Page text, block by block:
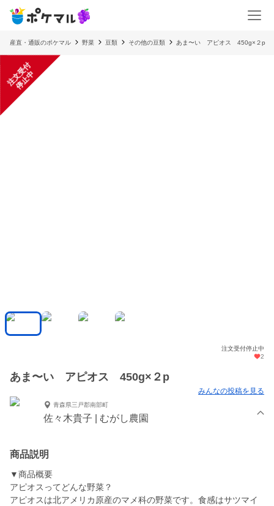
産直・通販のポケマル 野菜 豆類 その他の豆類 あま〜い アピオス 450g×２p
注
文
受
付
停
止
中
注文受付停止中
2
あま〜い アピオス 450g×２p
みんなの投稿を見る
青森県三戸郡南部町
佐々木貴子 | むがし農園
商品説明
▼商品概要
アピオスってどんな野菜？
アピオスは北アメリカ原産のマメ科の野菜です。食感はサツマイ